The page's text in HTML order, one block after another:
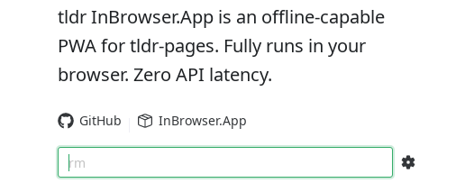
tldr InBrowser.App is an offline-capable
PWA for tldr-pages. Fully runs in your
browser. Zero API latency.
GitHub InBrowser.App
rm